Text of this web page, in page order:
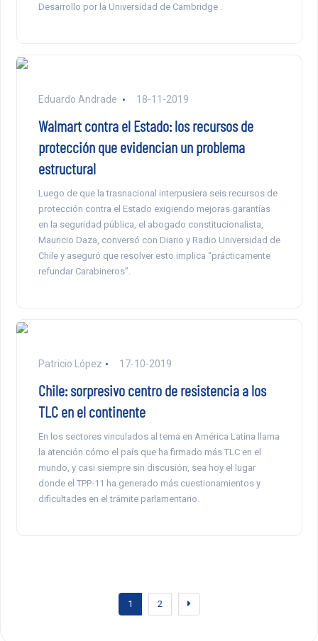
Desarrollo por la Universidad de Cambridge .
Eduardo Andrade 18-11-2019
Walmart contra el Estado: los recursos de
protección que evidencian un problema
estructural
Luego de que la trasnacional interpusiera seis recursos de
protección contra el Estado exigiendo mejoras garantías
en la seguridad pública, el abogado constitucionalista,
Mauricio Daza, conversó con Diario y Radio Universidad de
Chile y aseguró que resolver esto implica “prácticamente
refundar Carabineros”.
Patricio López 17-10-2019
Chile: sorpresivo centro de resistencia a los
TLC en el continente
En los sectores vinculados al tema en América Latina llama
la atención cómo el país que ha firmado más TLC en el
mundo, y casi siempre sin discusión, sea hoy el lugar
donde el TPP-11 ha generado más cuestionamientos y
dificultades en el trámite parlamentario.
1 2